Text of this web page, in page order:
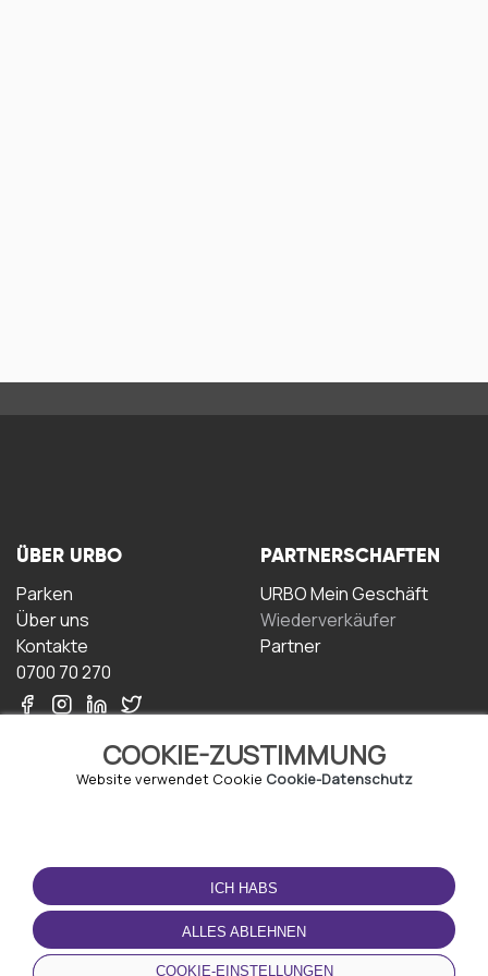
COOKIE-ZUSTIMMUNG
Website verwendet Cookie Cookie-Datenschutz
ICH HABS
ALLES ABLEHNEN
COOKIE-EINSTELLUNGEN
ÜBER URBO
Parken
Über uns
Kontakte
0700 70 270
PARTNERSCHAFTEN
URBO Mein Geschäft
Wiederverkäufer
Partner
NUTZUNGSBEDINGUNGEN
Geschäftsbedingungen
Datenschutz-
Bestimmungen
Cookie-Richtlinie
LADEN SIE DIE APP
HERUNTER